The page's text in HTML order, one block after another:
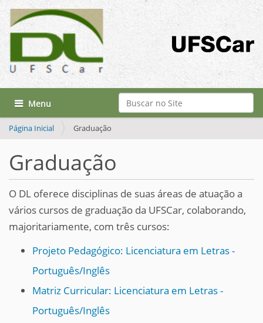
Busca
Busca Avançada…
Toggle navigation
Página Inicial Graduação
Graduação
O DL oferece disciplinas de suas áreas de atuação a
vários cursos de graduação da UFSCar, colaborando,
majoritariamente, com três cursos:
Projeto Pedagógico: Licenciatura em Letras -
Português/Inglês
Matriz Curricular: Licenciatura em Letras -
Português/Inglês